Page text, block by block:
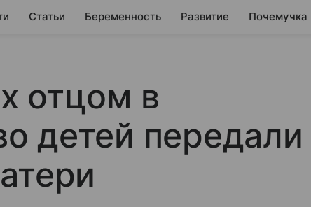
Статьи Беременность Развитие Почемучка
отцом в
детей передали